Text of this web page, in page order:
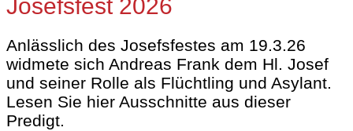
Josefsfest 2026
Anlässlich des Josefsfestes am 19.3.26
widmete sich Andreas Frank dem Hl. Josef
und seiner Rolle als Flüchtling und Asylant.
Lesen Sie hier Ausschnitte aus dieser
Predigt.